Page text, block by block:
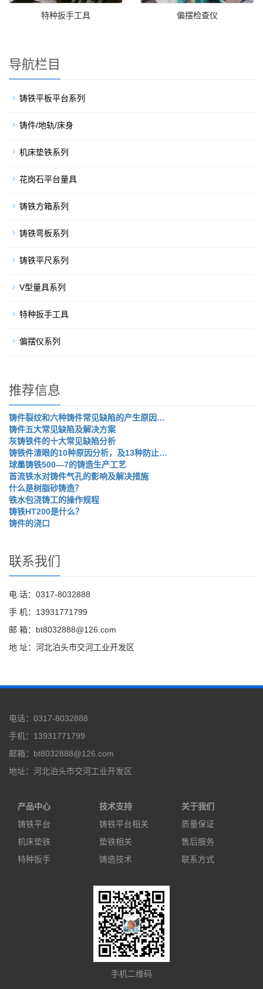
特种扳手工具 偏摆检查仪
导航栏目
铸铁平板平台系列
铸件/地轨/床身
机床垫铁系列
花岗石平台量具
铸铁方箱系列
铸铁弯板系列
铸铁平尺系列
V型量具系列
特种扳手工具
偏摆仪系列
推荐信息
铸件裂纹和六种铸件常见缺陷的产生原因…
铸件五大常见缺陷及解决方案
灰铸铁件的十大常见缺陷分析
铸铁件渣眼的10种原因分析，及13种防止…
球墨铸铁500—7的铸造生产工艺
首流铁水对铸件气孔的影响及解决措施
什么是树脂砂铸造？
铁水包浇铸工的操作规程
铸铁HT200是什么？
铸件的浇口
联系我们
电 话：0317-8032888
手 机：13931771799
邮 箱：bt8032888@126.com
地 址：河北泊头市交河工业开发区
电话：0317-8032888
手机：13931771799
邮箱：bt8032888@126.com
地址：河北泊头市交河工业开发区
产品中心
铸铁平台
机床垫铁
特种扳手
技术支持
铸铁平台相关
垫铁相关
铸造技术
关于我们
质量保证
售后服务
联系方式
手机二维码